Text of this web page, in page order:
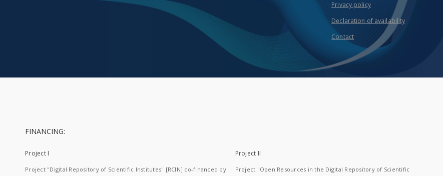
Privacy policy
Declaration of availability
Contact
FINANCING:
Project I
Project "Digital Repository of Scientific Institutes" [RCIN] co-financed by
Project II
Project "Open Resources in the Digital Repository of Scientific